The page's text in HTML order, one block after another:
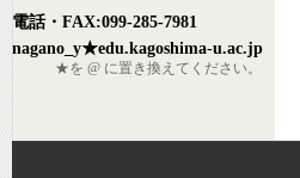
電話・FAX:099-285-7981
nagano_y★edu.kagoshima-u.ac.jp
★を @ に置き換えてください。